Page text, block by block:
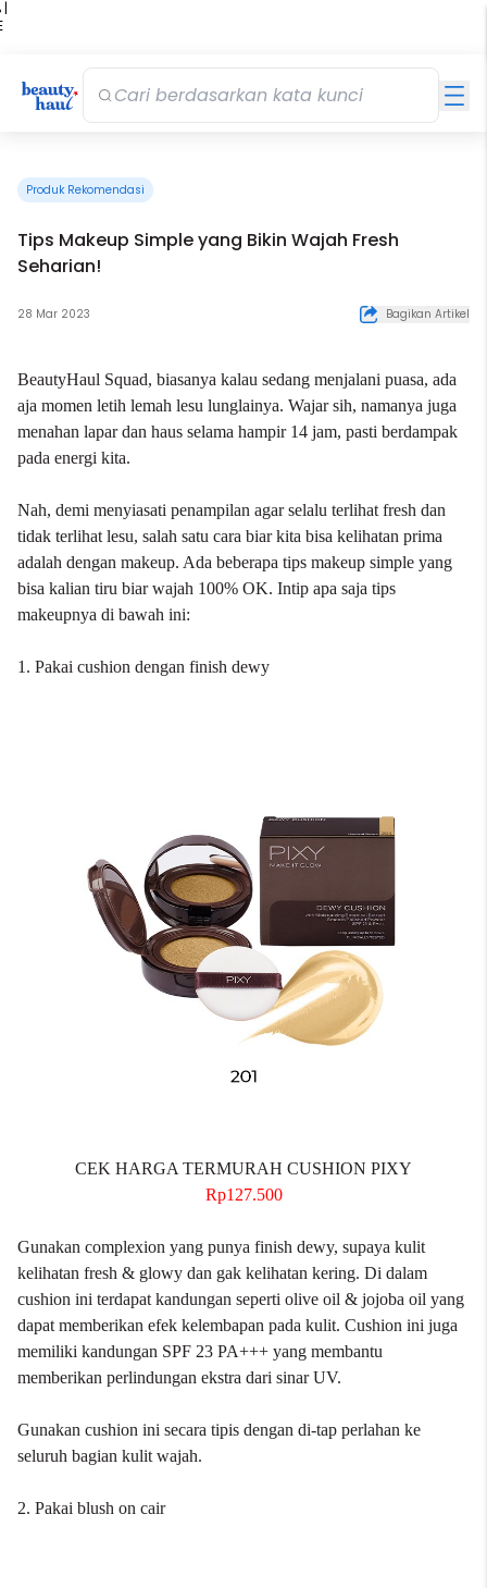
|
Produk Rekomendasi
Tips Makeup Simple yang Bikin Wajah Fresh
Seharian!
28 Mar 2023 Bagikan Artikel
BeautyHaul Squad, biasanya kalau sedang menjalani puasa, ada
aja momen letih lemah lesu lunglainya. Wajar sih, namanya juga
menahan lapar dan haus selama hampir 14 jam, pasti berdampak
pada energi kita.
Nah, demi menyiasati penampilan agar selalu terlihat fresh dan
tidak terlihat lesu, salah satu cara biar kita bisa kelihatan prima
adalah dengan makeup. Ada beberapa tips makeup simple yang
bisa kalian tiru biar wajah 100% OK. Intip apa saja tips
makeupnya di bawah ini:
1. Pakai cushion dengan finish dewy
CEK HARGA TERMURAH CUSHION PIXY
Rp127.500
Gunakan complexion yang punya finish dewy, supaya kulit
kelihatan fresh & glowy dan gak kelihatan kering. Di dalam
cushion ini terdapat kandungan seperti olive oil & jojoba oil yang
dapat memberikan efek kelembapan pada kulit. Cushion ini juga
memiliki kandungan SPF 23 PA+++ yang membantu
memberikan perlindungan ekstra dari sinar UV.
Gunakan cushion ini secara tipis dengan di-tap perlahan ke
seluruh bagian kulit wajah.
2. Pakai blush on cair